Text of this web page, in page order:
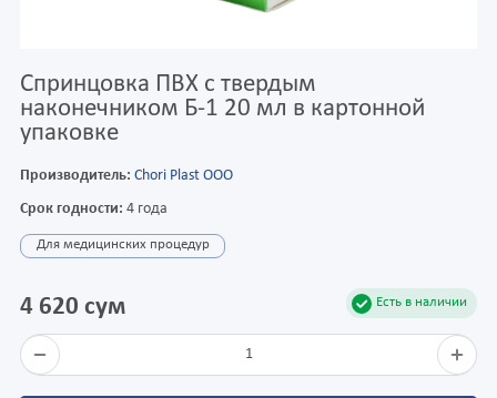
Спринцовка ПВХ с твердым
наконечником Б-1 20 мл в картонной
упаковке
Производитель: Chori Plast OOO
Срок годности: 4 года
Для медицинских процедур
Есть в наличии
4 620 сум
1